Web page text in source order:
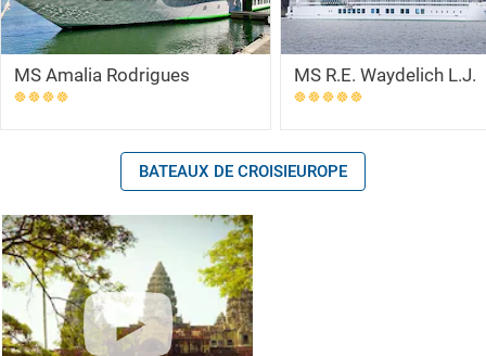
MS Amalia Rodrigues MS R.E. Waydelich L.J.
BATEAUX DE CROISIEUROPE